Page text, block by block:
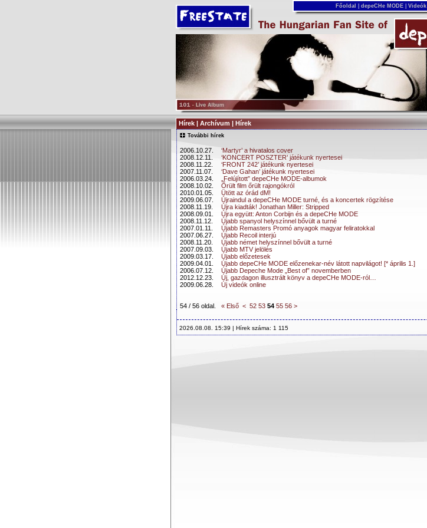
Főoldal depeCHe MODE Videók
Hírek | Archívum | Hírek
További hírek
2006.10.27. ‘Martyr’ a hivatalos cover
2008.12.11.
‘KONCERT POSZTER’ játékunk nyertesei
2008.11.22.
‘FRONT 242’ játékunk nyertesei
2007.11.07.
‘Dave Gahan’ játékunk nyertesei
2006.03.24.
„Felújított” depeCHe MODE-albumok
2008.10.02.
Őrült film őrült rajongókról
2010.01.05.
Ütött az órád dM!
2009.06.07.
Újraindul a depeCHe MODE turné, és a koncertek rögzítése
2008.11.19.
Újra kiadták! Jonathan Miller: Stripped
2008.09.01.
Újra együtt: Anton Corbijn és a depeCHe MODE
2008.11.12.
Újabb spanyol helyszínnel bővült a turné
2007.01.11.
Újabb Remasters Promó anyagok magyar feliratokkal
2007.06.27.
Újabb Recoil interjú
2008.11.20.
Újabb német helyszínnel bővült a turné
2007.09.03.
Újabb MTV jelölés
2009.03.17.
Újabb előzetesek
2009.04.01.
Újabb depeCHe MODE előzenekar-név látott napvilágot! [* április 1.]
2006.07.12.
Újabb Depeche Mode „Best of” novemberben
2012.12.23.
Új, gazdagon illusztrált könyv a depeCHe MODE-ról…
2009.06.28.
Új videók online
54 / 56 oldal. « Első < 52 53 54 55 56 >
2026.08.08. 15:39 | Hírek száma: 1 115